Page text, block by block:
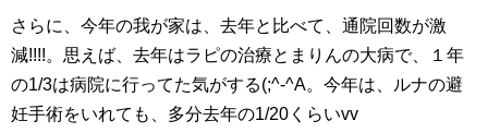
さらに、今年の我が家は、去年と比べて、通院回数が激
減!!!!。思えば、去年はラピの治療とまりんの大病で、１年
の1/3は病院に行ってた気がする(;^-^A。今年は、ルナの避
妊手術をいれても、多分去年の1/20くらいvv